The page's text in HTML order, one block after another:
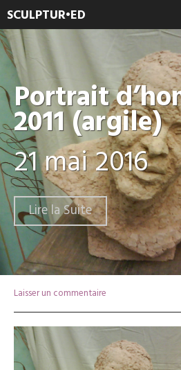
SCULPTUR•ED
Portrait
2011 (argile)
21 mai 2016
Lire la Suite
Laisser un commentaire